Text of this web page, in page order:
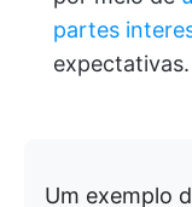
partes
expectativas.
Um exemplo